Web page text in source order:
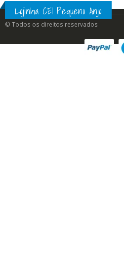
Lojinha CEI Pequeno Anjo
© Todos os direitos reservados